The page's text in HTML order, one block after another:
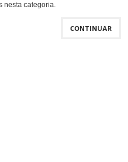
nesta categoria.
CONTINUAR